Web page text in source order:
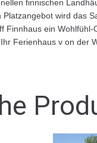
finnischen
wird das
Finnhaus ein Wohlfühl-
Ferienhaus v on der